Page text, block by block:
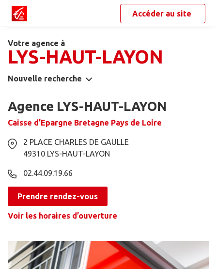
Accéder au site
Votre agence à
LYS-HAUT-LAYON
Nouvelle recherche
Agence LYS-HAUT-LAYON
Caisse d’Epargne Bretagne Pays de Loire
2 PLACE CHARLES DE GAULLE
49310 LYS-HAUT-LAYON
02.44.09.19.66
Prendre rendez-vous
Voir les horaires d’ouverture